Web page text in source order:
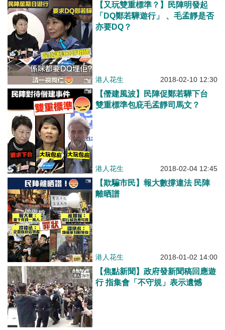
【又玩雙重標準？】民陣明發起
「DQ鄭若驊遊行」 、毛孟靜是否
亦要DQ？
港人花生 2018-02-10 12:30
【僭建風波】民陣促鄭若驊下台
雙重標準包庇毛孟靜司馬文？
港人花生 2018-02-04 12:45
【欺騙市民】報大數撐違法 民陣
離晒譜
港人花生 2018-01-02 14:00
【焦點新聞】政府發新聞稿回應遊
行 指集會「不守規」表示遺憾